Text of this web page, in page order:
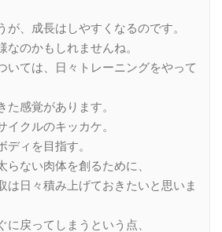
が、成長はしやすくなるのです。
なのかもしれませんね。
いては、日々トレーニングをやって
感覚があります。
イクルのキッカケ。
ィを目指す。
ない肉体を創るために、
は日々積み上げておきたいと思いま
に戻ってしまうという点、